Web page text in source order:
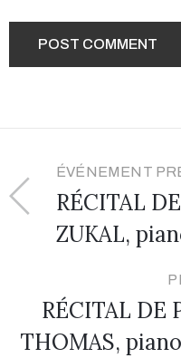
ÉVÉNEMENT
RÉCITAL
ZUKAL,
RÉCITAL DE
THOMAS,